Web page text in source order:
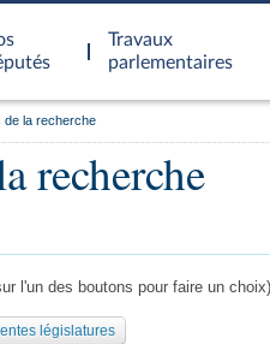
Travaux
parlementaires
de la recherche
recherche
l'un des boutons pour faire un choix)
législatures